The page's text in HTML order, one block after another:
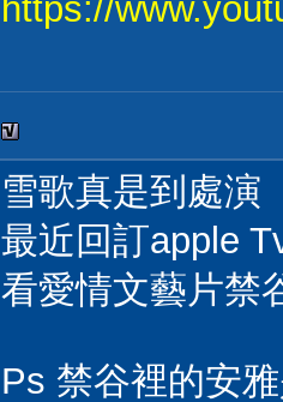
https://
雪歌真是到處演
最近回訂apple
看愛情文藝片禁
Ps 禁谷裡的安